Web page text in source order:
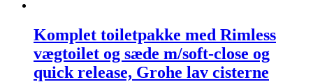
4.803 kr..4.549 kr..
Komplet toiletpakke med Rimless
vægtoilet og sæde m/soft-close og
quick release, Grohe lav cisterne